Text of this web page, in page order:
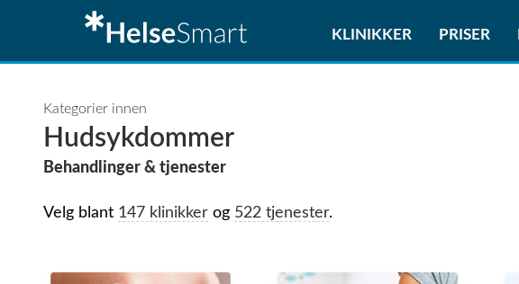
KLINIKKER PRISER
Kategorier innen
Hudsykdommer
Behandlinger & tjenester
Velg blant 147 klinikker og 522 tjenester.